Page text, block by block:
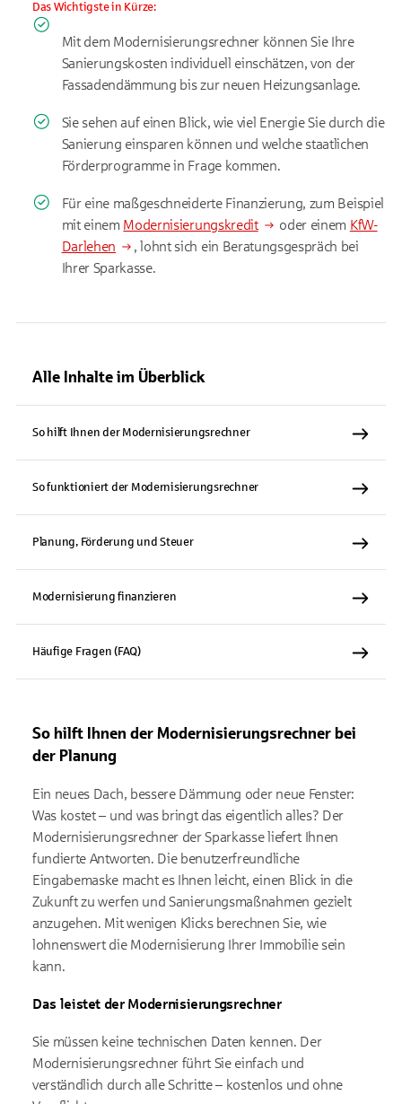
Das Wichtigste in Kürze:
Mit dem Modernisierungsrechner können Sie Ihre
Sanierungskosten individuell einschätzen, von der
Fassadendämmung bis zur neuen Heizungsanlage.
Sie sehen auf einen Blick, wie viel Energie Sie durch die
Sanierung einsparen können und welche staatlichen
Förderprogramme in Frage kommen.
Für eine maßgeschneiderte Finanzierung, zum Beispiel
mit einem Modernisierungskredit oder einem KfW-
Darlehen
, lohnt sich ein Beratungsgespräch bei
Ihrer Sparkasse.
Alle Inhalte im Überblick
So hilft Ihnen der Modernisierungsrechner
So funktioniert der Modernisierungsrechner
Planung, Förderung und Steuer
Modernisierung finanzieren
Häufige Fragen (FAQ)
So hilft Ihnen der Modernisierungsrechner bei
der Planung
Ein neues Dach, bessere Dämmung oder neue Fenster:
Was kostet – und was bringt das eigentlich alles? Der
Modernisierungsrechner der Sparkasse liefert Ihnen
fundierte Antworten. Die benutzerfreundliche
Eingabemaske macht es Ihnen leicht, einen Blick in die
Zukunft zu werfen und Sanierungsmaßnahmen gezielt
anzugehen. Mit wenigen Klicks berechnen Sie, wie
lohnenswert die Modernisierung Ihrer Immobilie sein
kann.
Das leistet der Modernisierungsrechner
Sie müssen keine technischen Daten kennen. Der
Modernisierungsrechner führt Sie einfach und
verständlich durch alle Schritte – kostenlos und ohne